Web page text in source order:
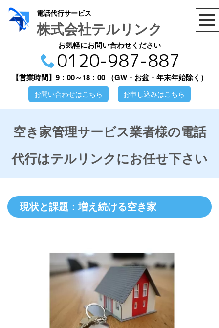
電話代行サービス
株式会社テルリンク
お気軽にお問い合わせください
0120-987-887
【営業時間】9：00～18：00 （GW・お盆・年末年始除く）
お問い合わせはこちら お申し込みはこちら
空き家管理サービス業者様の電話
代行はテルリンクにお任せ下さい
現状と課題：増え続ける空き家